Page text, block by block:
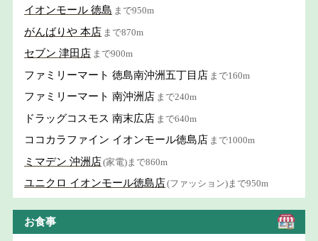
イオンモール 徳島 まで950m
がんばりや 本店 まで870m
セブン 津田店 まで900m
ファミリーマート 徳島南沖洲五丁目店 まで160m
ファミリーマート 南沖洲店 まで240m
ドラッグコスモス 南末広店 まで640m
ココカラファイン イオンモール徳島店 まで1000m
ミマデン 沖洲店(家電)まで860m
ユニクロ イオンモール徳島店(ファッション)まで950m
お食事